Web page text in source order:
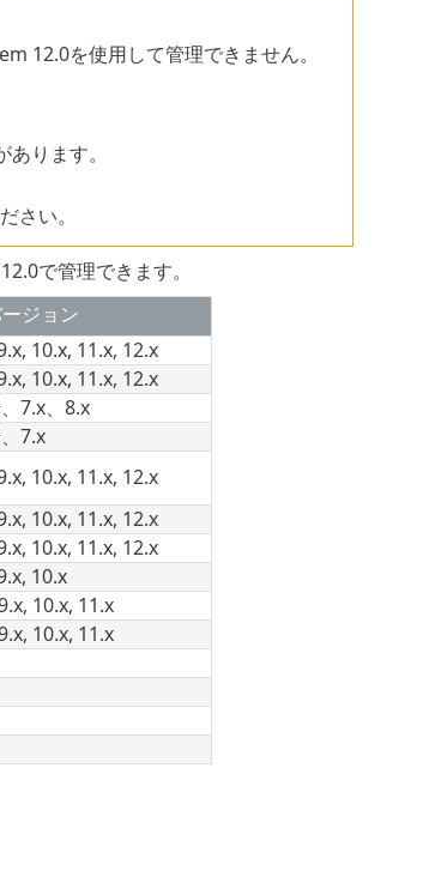
12.0を使用して管理できません。
ります。
さい。
で管理できます。
ジョン
10.x, 11.x, 12.x
10.x, 11.x, 12.x
7.x、8.x
7.x
10.x, 11.x, 12.x
10.x, 11.x, 12.x
10.x, 11.x, 12.x
10.x
10.x, 11.x
10.x, 11.x